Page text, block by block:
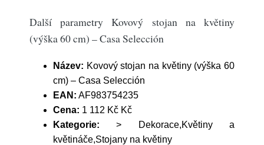
Další parametry Kovový stojan na květiny
(výška 60 cm) – Casa Selección
Název: Kovový stojan na květiny (výška 60
cm) – Casa Selección
EAN: AF983754235
Cena: 1 112 Kč Kč
Kategorie: > Dekorace,Květiny a
květináče,Stojany na květiny